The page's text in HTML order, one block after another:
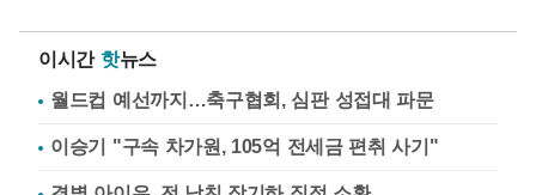
이시간 핫뉴스
월드컵 예선까지…축구협회, 심판 성접대 파문
이승기 "구속 차가원, 105억 전세금 편취 사기"